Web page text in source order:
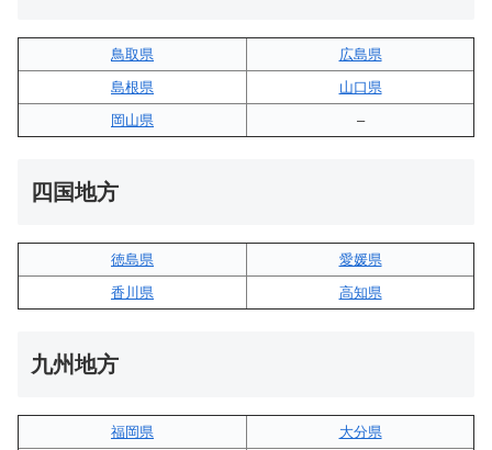
鳥取県
広島県
島根県
山口県
岡山県
–
四国地方
徳島県
愛媛県
香川県
高知県
九州地方
福岡県 大分県